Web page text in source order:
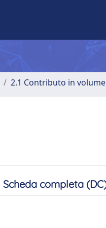
2.1 Contributo in
Scheda completa